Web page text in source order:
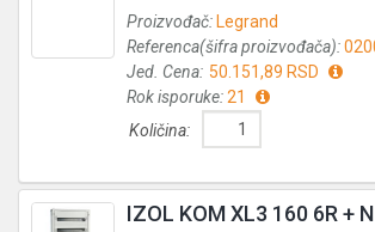
Proizvođač: Legrand
Referenca(šifra proizvođača):
Jed. Cena: 50.151,89 RSD
Rok isporuke:21
Količina:
IZOL KOM XL3 160 6R + N